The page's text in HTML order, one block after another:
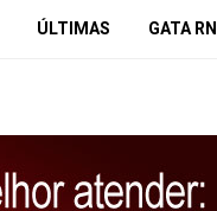
ÚLTIMAS GATA RN